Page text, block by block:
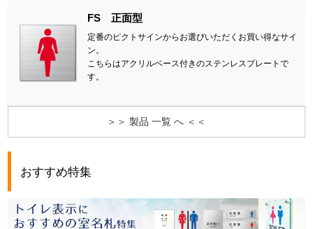
FS 正面型
定番のピクトサインからお選びいただくお買い得なサイ
ン。
こちらはアクリルベース付きのステンレスプレートで
す。
＞＞ 製品 一覧 へ ＜＜
おすすめ特集